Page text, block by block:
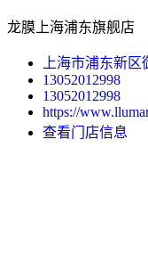
龙膜上海浦东旗舰店
上海市浦东新区
13052012998
13052012998
https://
查看门店信息